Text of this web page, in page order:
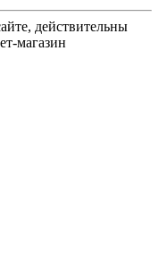
действительны
магазин